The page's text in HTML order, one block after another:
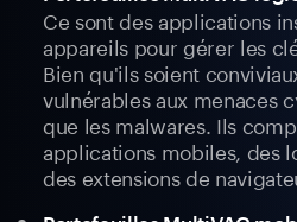
Ce sont des applications
appareils pour gérer les
Bien qu'ils soient
vulnérables aux menaces
que les malwares. Ils
applications mobiles, des
des extensions de